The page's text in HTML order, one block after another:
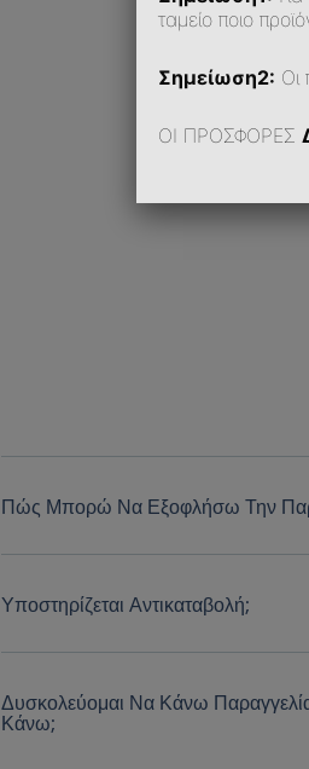
Πώς Μπορώ Να Εξοφλήσω Την
Υποστηρίζεται Αντικαταβολή;
Δυσκολεύομαι Να Κάνω
Κάνω;
ταμείο ποιο
Σημείωση2: Οι
ΟΙ ΠΡΟΣΦΟΡΕΣ